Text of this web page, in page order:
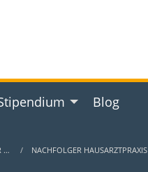
Blog
… NACHFOLGER HAUSARZTPRAXIS